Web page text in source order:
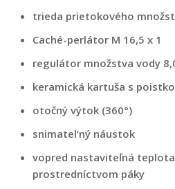
trieda prietokového
Caché-perlátor M 16,5 x 1
regulátor množstva vody
keramická kartuša s
otočný výtok (360°)
snimatel’ný náustok
vopred nastaviteľná
prostredníctvom páky